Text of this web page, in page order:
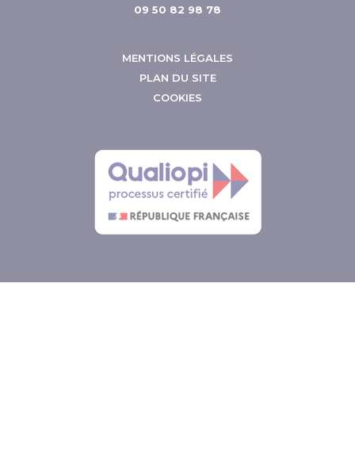
09 50 82 98 78
MENTIONS LÉGALES
PLAN DU SITE
COOKIES